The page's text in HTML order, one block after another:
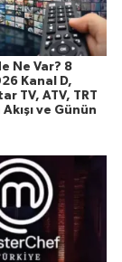
Ne Var? 8
Kanal D,
TV, ATV, TRT
Akışı ve Günün